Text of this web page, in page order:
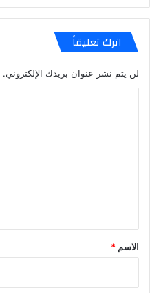
اترك تعليقاً
لن يتم نشر عنوان بريدك الإلكتروني.
*
الاسم *